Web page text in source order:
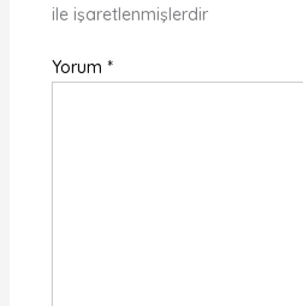
ile işaretlenmişlerdir
Yorum *